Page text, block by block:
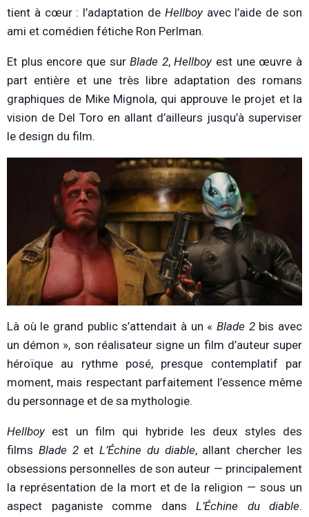
tient à cœur : l’adaptation de Hellboyavec l’aide de son
ami et comédien fétiche Ron Perlman.
Et plus encore que surBlade 2,Hellboy est une œuvre à
part entière et une très libre adaptation des romans
graphiques de Mike Mignola, qui approuve le projet et la
vision de Del Toro en allant d’ailleurs jusqu’à superviser
le design du film.
Là où le grand public s’attendait à un « Blade 2bis avec
un démon », son réalisateur signe un film d’auteur super
héroïque au rythme posé, presque contemplatif par
moment, mais respectant parfaitement l’essence même
du personnage et de sa mythologie.
Hellboy est un film qui hybride les deux styles des
films Blade 2etL’Échine du diable, allant chercher les
obsessions personnelles de son auteur — principalement
la représentation de la mort et de la religion — sous un
aspect paganiste comme dans L’Échine du diable.